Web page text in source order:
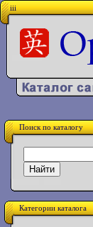
iii
Поиск по каталогу
Категории каталога